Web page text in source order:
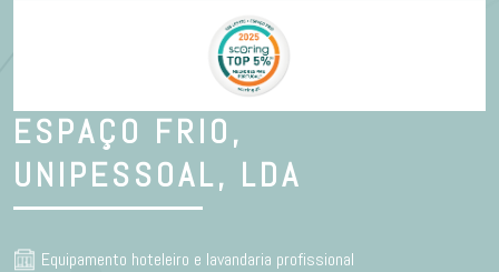
ESPAÇO FRIO,
UNIPESSOAL, LDA
Equipamento hoteleiro e lavandaria profissional